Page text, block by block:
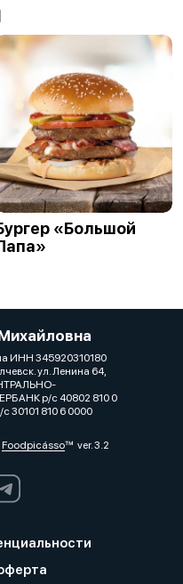
«Большой
ИНН 345920310180
ул. Ленина 64,
р/с 40802 810 0
30101 810 6 0000
Foodpicássover. 3.2